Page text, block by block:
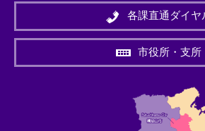
＞
各課直通ダイヤ
市役所・支所